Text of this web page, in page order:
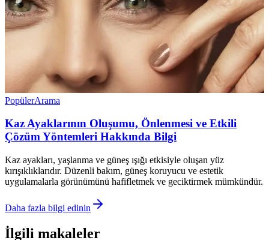
PopülerArama
Kaz Ayaklarının Oluşumu, Önlenmesi ve Etkili
Çözüm Yöntemleri Hakkında Bilgi
Kaz ayakları, yaşlanma ve güneş ışığı etkisiyle oluşan yüz
kırışıklıklarıdır. Düzenli bakım, güneş koruyucu ve estetik
uygulamalarla görünümünü hafifletmek ve geciktirmek mümkündür.
Daha fazla bilgi edinin
İlgili makaleler